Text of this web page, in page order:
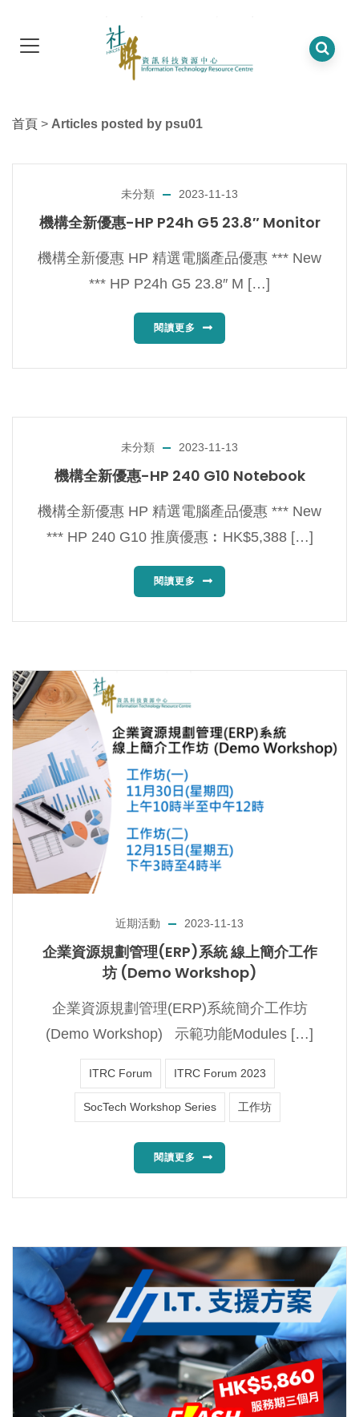
首頁 > Articles posted by psu01
未分類 2023-11-13
機構全新優惠-HP P24h G5 23.8″ Monitor
機構全新優惠 HP 精選電腦產品優惠 *** New
*** HP P24h G5 23.8″ M […]
閱讀更多
未分類 2023-11-13
機構全新優惠-HP 240 G10 Notebook
機構全新優惠 HP 精選電腦產品優惠 *** New
*** HP 240 G10 推廣優惠︰HK$5,388 […]
閱讀更多
近期活動 2023-11-13
企業資源規劃管理(ERP)系統 線上簡介工作
坊 (Demo Workshop)
企業資源規劃管理(ERP)系統簡介工作坊
(Demo Workshop) 示範功能Modules […]
ITRC Forum ITRC Forum 2023
SocTech Workshop Series 工作坊
閱讀更多